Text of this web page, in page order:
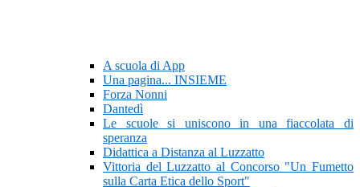
A scuola di App
Una pagina... INSIEME
Forza Nonni
Dantedì
Le scuole si uniscono in una fiaccolata di
speranza
Didattica a Distanza al Luzzatto
Vittoria del Luzzatto al Concorso "Un Fumetto
sulla Carta Etica dello Sport"